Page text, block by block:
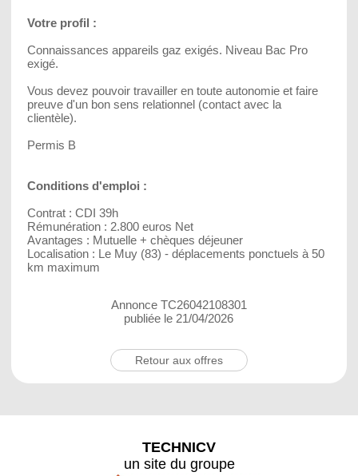
Votre profil :
Connaissances appareils gaz exigés. Niveau Bac Pro
exigé.
Vous devez pouvoir travailler en toute autonomie et faire
preuve d'un bon sens relationnel (contact avec la
clientèle).
Permis B
Conditions d'emploi :
Contrat : CDI 39h
Rémunération : 2.800 euros Net
Avantages : Mutuelle + chèques déjeuner
Localisation : Le Muy (83) - déplacements ponctuels à 50
km maximum
Annonce TC26042108301
publiée le 21/04/2026
Retour aux offres
TECHNICV
un site du groupe